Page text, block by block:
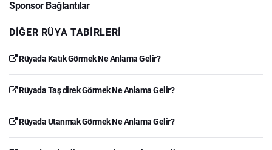
Sponsor Bağlantılar
DIĞER RÜYA TABIRLERI
Rüyada Katık Görmek Ne Anlama Gelir?
Rüyada Taş direk Görmek Ne Anlama Gelir?
Rüyada Utanmak Görmek Ne Anlama Gelir?